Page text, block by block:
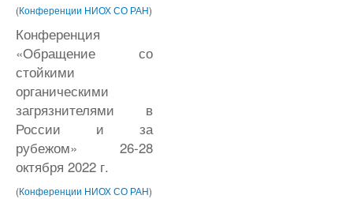
(Конференции НИОХ СО РАН)
Конференция
«Обращение со
стойкими
органическими
загрязнителями в
России и за
рубежом» 26-28
октября 2022 г.
(Конференции НИОХ СО РАН)